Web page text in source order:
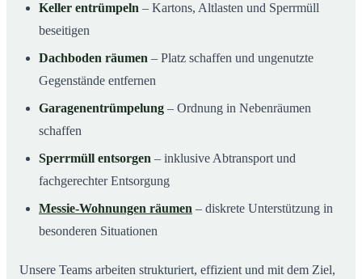
Keller entrümpeln – Kartons, Altlasten und Sperrmüll
beseitigen
Dachboden räumen – Platz schaffen und ungenutzte
Gegenstände entfernen
Garagenentrümpelung – Ordnung in Nebenräumen
schaffen
Sperrmüll entsorgen – inklusive Abtransport und
fachgerechter Entsorgung
Messie-Wohnungen räumen – diskrete Unterstützung in
besonderen Situationen
Unsere Teams arbeiten strukturiert, effizient und mit dem Ziel,